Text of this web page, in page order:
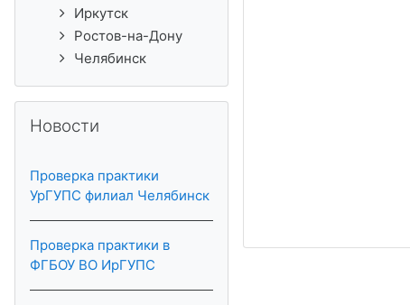
Иркутск
Ростов-на-Дону
Челябинск
Новости
Проверка практики
УрГУПС филиал Челябинск
Проверка практики в
ФГБОУ ВО ИрГУПС